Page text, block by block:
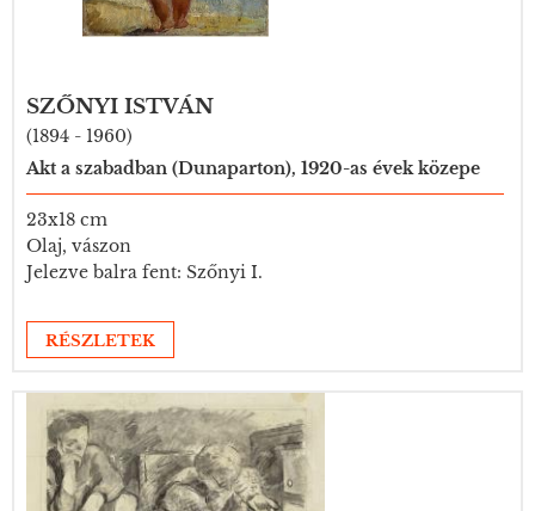
SZŐNYI ISTVÁN
(1894 - 1960)
Akt a szabadban (Dunaparton), 1920-as évek közepe
23x18 cm
Olaj, vászon
Jelezve balra fent: Szőnyi I.
RÉSZLETEK